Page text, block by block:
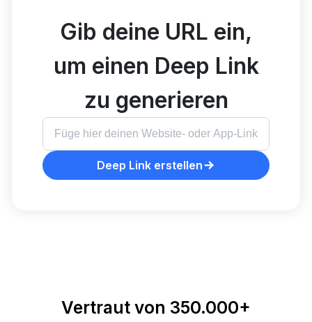
Gib deine URL ein,
um einen Deep Link
zu generieren
Deep Link erstellen
Vertraut von 350.000+